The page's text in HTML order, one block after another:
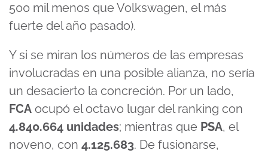
500 mil menos que Volkswagen, el más
fuerte del año pasado).
Y si se miran los números de las empresas
involucradas en una posible alianza, no sería
un desacierto la concreción. Por un lado,
FCA ocupó el octavo lugar del ranking con
4.840.664 unidades; mientras que PSA, el
noveno, con 4.125.683. De fusionarse,